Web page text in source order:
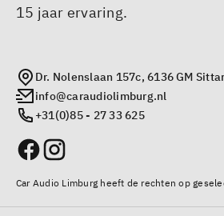
15 jaar ervaring.
Dr. Nolenslaan 157c, 6136 GM
info@caraudiolimburg.nl
+31(0)85 - 27 33 625
Car Audio Limburg heeft de rechten op